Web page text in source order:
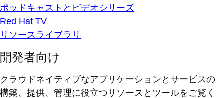
ポッドキャストとビデオシリーズ
Red Hat TV
リソースライブラリ
開発者向け
クラウドネイティブなアプリケーションとサービスの
構築、提供、管理に役立つリソースとツールをご覧く